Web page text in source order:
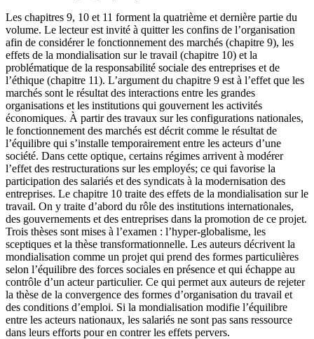
Les chapitres 9, 10 et 11 forment la quatrième et dernière partie du
volume. Le lecteur est invité à quitter les confins de l’organisation
afin de considérer le fonctionnement des marchés (chapitre 9), les
effets de la mondialisation sur le travail (chapitre 10) et la
problématique de la responsabilité sociale des entreprises et de
l’éthique (chapitre 11). L’argument du chapitre 9 est à l’effet que les
marchés sont le résultat des interactions entre les grandes
organisations et les institutions qui gouvernent les activités
économiques. À partir des travaux sur les configurations nationales,
le fonctionnement des marchés est décrit comme le résultat de
l’équilibre qui s’installe temporairement entre les acteurs d’une
société. Dans cette optique, certains régimes arrivent à modérer
l’effet des restructurations sur les employés; ce qui favorise la
participation des salariés et des syndicats à la modernisation des
entreprises. Le chapitre 10 traite des effets de la mondialisation sur le
travail. On y traite d’abord du rôle des institutions internationales,
des gouvernements et des entreprises dans la promotion de ce projet.
Trois thèses sont mises à l’examen : l’hyper-globalisme, les
sceptiques et la thèse transformationnelle. Les auteurs décrivent la
mondialisation comme un projet qui prend des formes particulières
selon l’équilibre des forces sociales en présence et qui échappe au
contrôle d’un acteur particulier. Ce qui permet aux auteurs de rejeter
la thèse de la convergence des formes d’organisation du travail et
des conditions d’emploi. Si la mondialisation modifie l’équilibre
entre les acteurs nationaux, les salariés ne sont pas sans ressource
dans leurs efforts pour en contrer les effets pervers.